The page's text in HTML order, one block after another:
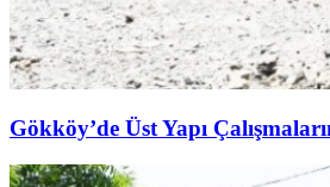
Gökköy’de Üst Yapı